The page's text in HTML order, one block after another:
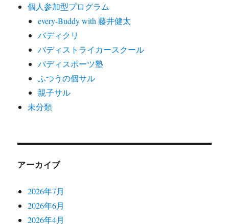
個人参加型プログラム
every-Buddy with 藤井健太
バディクリ
バディストライカースクール
バディスポーツ塾
ふつうの個サル
親子サル
未分類
アーカイブ
2026年7月
2026年6月
2026年4月